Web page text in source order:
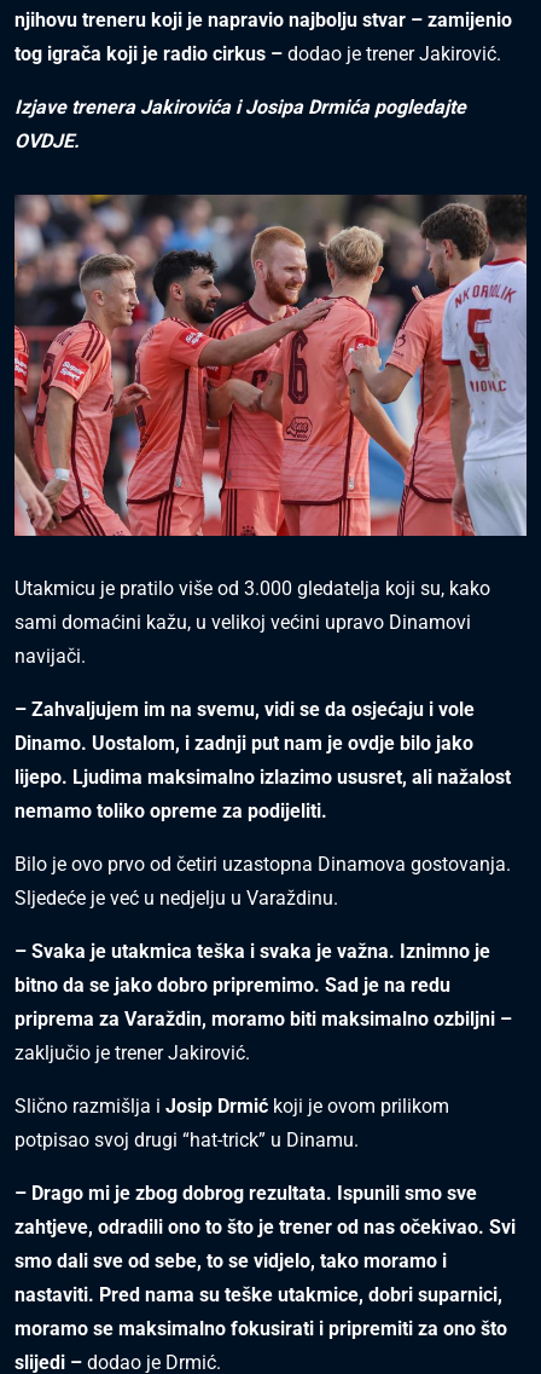
njihovu treneru koji je napravio najbolju stvar – zamijenio
tog igrača koji je radio cirkus – dodao je trener Jakirović.
Izjave trenera Jakirovića i Josipa Drmića pogledajte
OVDJE.
Utakmicu je pratilo više od 3.000 gledatelja koji su, kako
sami domaćini kažu, u velikoj većini upravo Dinamovi
navijači.
– Zahvaljujem im na svemu, vidi se da osjećaju i vole
Dinamo. Uostalom, i zadnji put nam je ovdje bilo jako
lijepo. Ljudima maksimalno izlazimo ususret, ali nažalost
nemamo toliko opreme za podijeliti.
Bilo je ovo prvo od četiri uzastopna Dinamova gostovanja.
Sljedeće je već u nedjelju u Varaždinu.
– Svaka je utakmica teška i svaka je važna. Iznimno je
bitno da se jako dobro pripremimo. Sad je na redu
priprema za Varaždin, moramo biti maksimalno ozbiljni –
zaključio je trener Jakirović.
Slično razmišlja i Josip Drmić koji je ovom prilikom
potpisao svoj drugi “hat-trick” u Dinamu.
– Drago mi je zbog dobrog rezultata. Ispunili smo sve
zahtjeve, odradili ono to što je trener od nas očekivao. Svi
smo dali sve od sebe, to se vidjelo, tako moramo i
nastaviti. Pred nama su teške utakmice, dobri suparnici,
moramo se maksimalno fokusirati i pripremiti za ono što
slijedi – dodao je Drmić.